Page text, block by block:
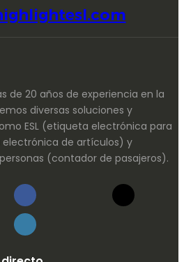
de 20 años de experiencia en la
diversas soluciones y
ESL (etiqueta electrónica para
electrónica de artículos) y
(contador de pasajeros).